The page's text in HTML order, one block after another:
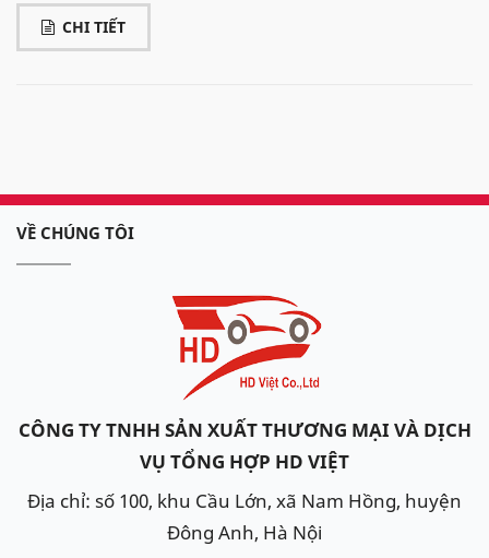
CHI TIẾT
VỀ CHÚNG TÔI
CÔNG TY TNHH SẢN XUẤT THƯƠNG MẠI VÀ DỊCH
VỤ TỔNG HỢP HD VIỆT
Địa chỉ: số 100, khu Cầu Lớn, xã Nam Hồng, huyện
Đông Anh, Hà Nội